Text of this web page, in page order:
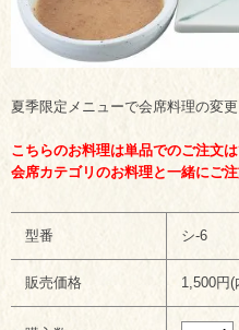
夏季限定メニューで会席料理の変
こちらのお料理は単品でのご注文は
会席カテゴリのお料理と一緒にご注
型番 シ-6
販売価格 1,500円(